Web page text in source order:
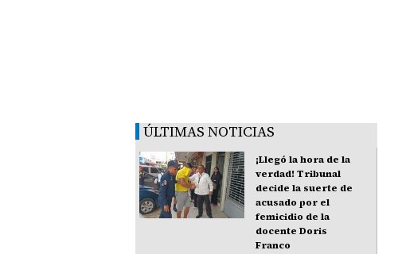
ÚLTIMAS NOTICIAS
¡Llegó la hora de la
verdad! Tribunal
decide la suerte de
acusado por el
femicidio de la
docente Doris
Franco